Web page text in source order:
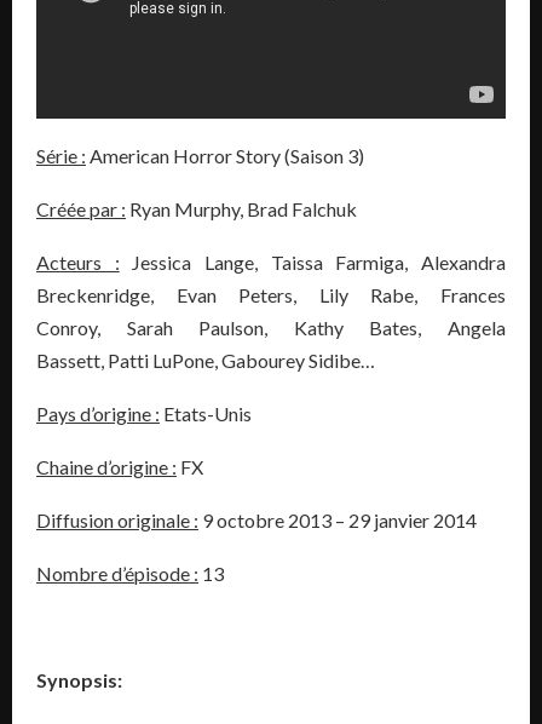
Série : American Horror Story (Saison 3)
Créée par : Ryan Murphy, Brad Falchuk
Acteurs : Jessica Lange, Taissa Farmiga, Alexandra
Breckenridge, Evan Peters, Lily Rabe, Frances
Conroy, Sarah Paulson, Kathy Bates, Angela
Bassett, Patti LuPone, Gabourey Sidibe…
Pays d’origine : Etats-Unis
Chaine d’origine : FX
Diffusion originale : 9 octobre 2013 – 29 janvier 2014
Nombre d’épisode : 13
Synopsis: